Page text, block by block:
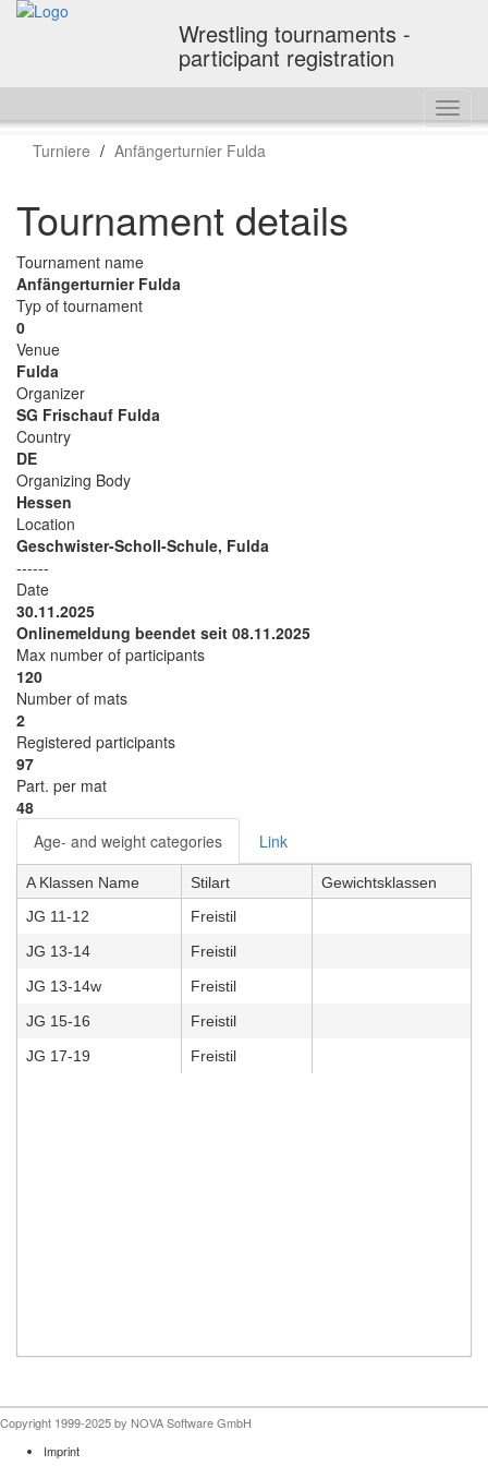
Wrestling tournaments -
participant registration
Turniere
Anfängerturnier Fulda
Tournament details
Tournament name
Anfängerturnier Fulda
Typ of tournament
0
Venue
Fulda
Organizer
SG Frischauf Fulda
Country
DE
Organizing Body
Hessen
Location
Geschwister-Scholl-Schule, Fulda
------
Date
30.11.2025
Onlinemeldung beendet seit 08.11.2025
Max number of participants
120
Number of mats
2
Registered participants
97
Part. per mat
48
Age- and weight categories
Link
A Klassen Name Stilart Gewichtsklassen
JG 11-12
Freistil
JG 13-14
Freistil
JG 13-14w
Freistil
JG 15-16
Freistil
JG 17-19
Freistil
Copyright 1999-2025 by NOVA Software GmbH
Imprint